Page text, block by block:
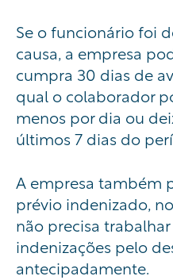
Se o funcionário foi
causa, a empresa
cumpra 30 dias de
qual o colaborador
menos por dia ou
últimos 7 dias do
A empresa também
prévio indenizado,
não precisa
indenizações pelo
antecipadamente.